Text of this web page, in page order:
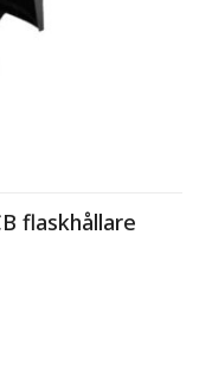
flaskhållare